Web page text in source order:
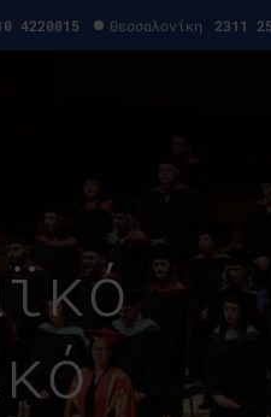
4220015 Θεσσαλονίκη 2311